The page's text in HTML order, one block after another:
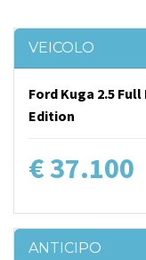
VEICOLO
Ford Kuga 2.5 Full
Edition
€ 37.100
ANTICIPO